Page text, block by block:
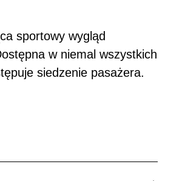
sportowy wygląd
w niemal wszystkich
siedzenie pasażera.